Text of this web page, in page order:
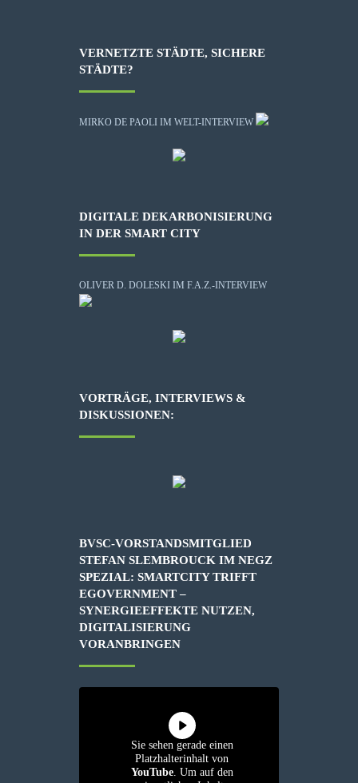
VERNETZTE STÄDTE, SICHERE
STÄDTE?
MIRKO DE PAOLI IM WELT-INTERVIEW
DIGITALE DEKARBONISIERUNG
IN DER SMART CITY
OLIVER D. DOLESKI IM F.A.Z.-INTERVIEW
VORTRÄGE, INTERVIEWS &
DISKUSSIONEN:
BVSC-VORSTANDSMITGLIED
STEFAN SLEMBROUCK IM NEGZ
SPEZIAL: SMARTCITY TRIFFT
EGOVERNMENT –
SYNERGIEEFFEKTE NUTZEN,
DIGITALISIERUNG
VORANBRINGEN
Sie sehen gerade einen
Platzhalterinhalt von
YouTube. Um auf den